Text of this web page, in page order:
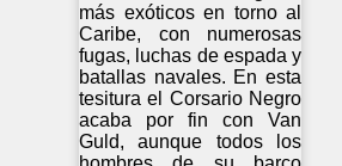
más exóticos en torno al
Caribe, con numerosas
fugas, luchas de espada y
batallas navales. En esta
tesitura el Corsario Negro
acaba por fin con Van
Guld, aunque todos los